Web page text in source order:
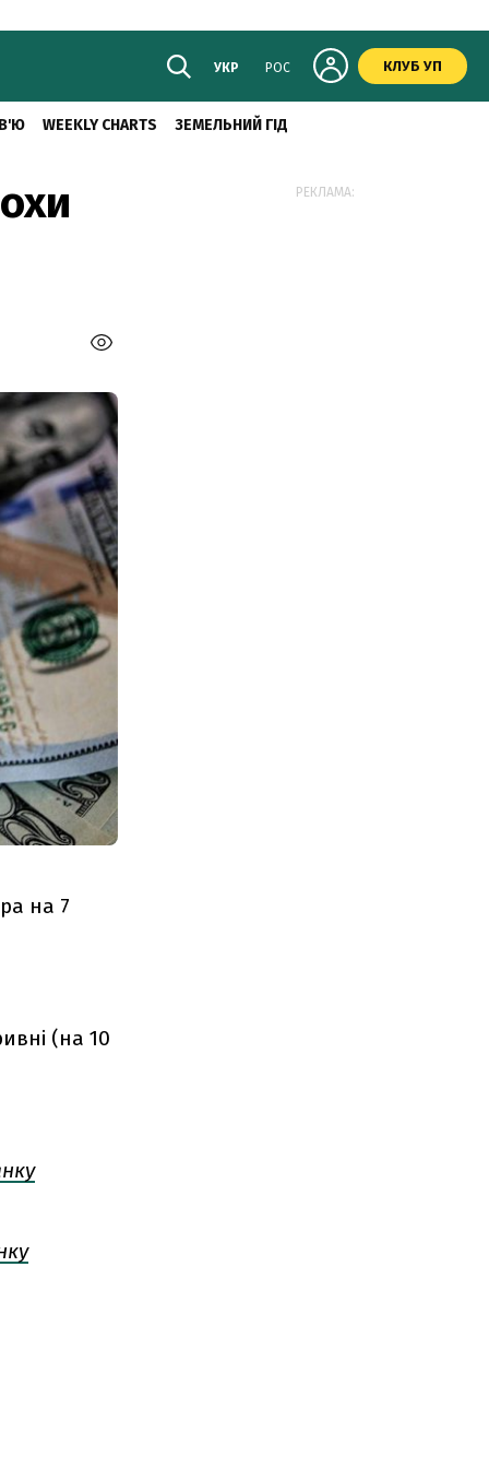
УКР РОС КЛУБ УП
WEEKLY CHARTS ЗЕМЕЛЬНИЙ ГІД
на 7
(на 10
РЕКЛАМА: